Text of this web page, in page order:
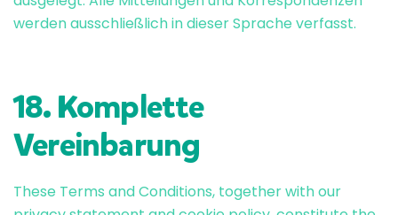
werden ausschließlich in dieser Sprache verfasst.
18. Komplette
Vereinbarung
These Terms and Conditions, together with our